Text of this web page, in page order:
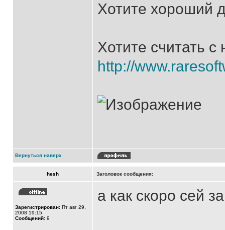
Хотите хороший
Хотите считать с
http://
Вернуться наверх
hesh Заголовок сообщения:
Зарегистрирован: Пт авг 29,
2008 19:15
Сообщений: 9
а как скоро сей